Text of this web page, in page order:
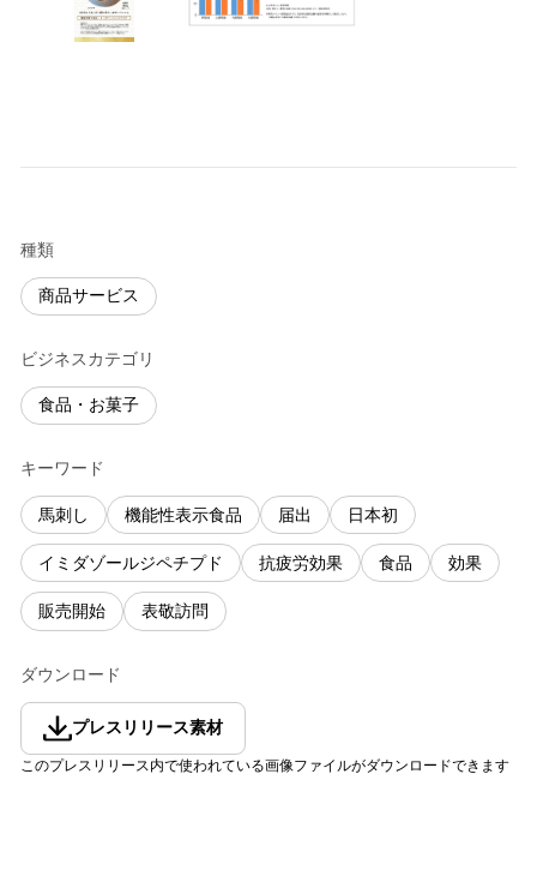
種類
商品サービス
ビジネスカテゴリ
食品・お菓子
キーワード
馬刺し 機能性表示食品 届出 日本初
イミダゾールジペチプド 抗疲労効果 食品 効果
販売開始 表敬訪問
ダウンロード
プレスリリース素材
このプレスリリース内で使われている画像ファイルがダウンロードできます